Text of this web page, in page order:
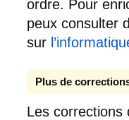
ordre. Pour
peux consulter
sur
Plus de
Les corrections